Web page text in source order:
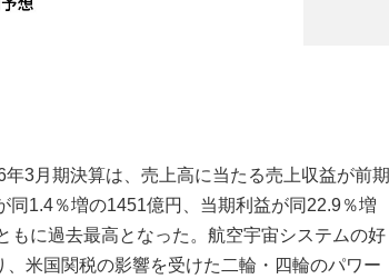
3月期決算は、売上高に当たる売上収益が前期
同1.4％増の1451億円、当期利益が同22.9％増
もに過去最高となった。航空宇宙システムの好
米国関税の影響を受けた二輪・四輪のパワー